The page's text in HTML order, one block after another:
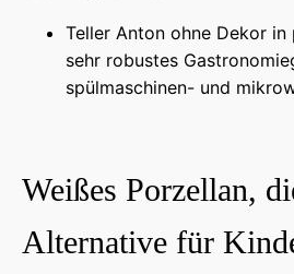
Teller Anton ohne Dekor
sehr robustes
spülmaschinen- und
Weißes Porzellan,
Alternative für